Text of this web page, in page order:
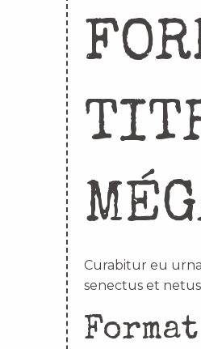
Curabitur eu
senectus et